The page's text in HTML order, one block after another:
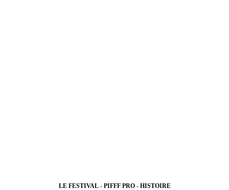
LE FESTIVAL- PIFFF PRO- HISTOIRE